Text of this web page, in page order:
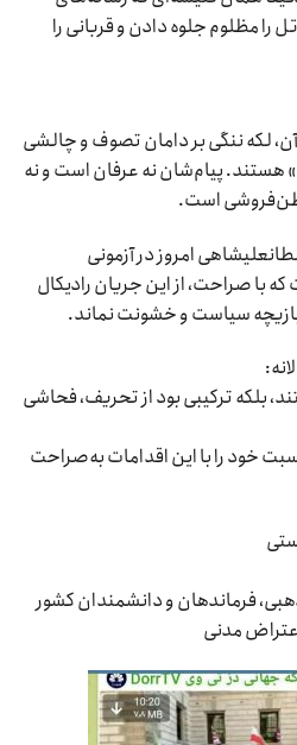
را مظلوم جلوه دادن و قربانی را
لکه ننگی بر دامان تصوف و چالشی
پیام‌شان نه عرفان است و نه
است.
امروز در آزمونی
با صراحت، از این جریان رادیکال
بازیچه سیاست و خشونت نماند.
بلکه ترکیبی بود از تحریف، فحاشی
خود را با این اقدامات به‌صراحت
فرماندهان و دانشمندان کشور
مدنی